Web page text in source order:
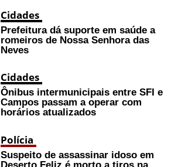
Cidades
Prefeitura dá suporte em saúde a
romeiros de Nossa Senhora das
Neves
Cidades
Ônibus intermunicipais entre SFI e
Campos passam a operar com
horários atualizados
Polícia
Suspeito de assassinar idoso em
Deserto Feliz é morto a tiros na